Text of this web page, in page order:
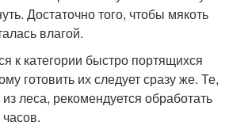
Достаточно того, чтобы мякоть
влагой.
к категории быстро портящихся
готовить их следует сразу же. Те,
леса, рекомендуется обработать